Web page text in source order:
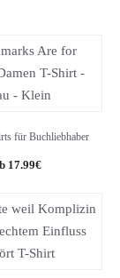
für Buchliebhaber
17.99€